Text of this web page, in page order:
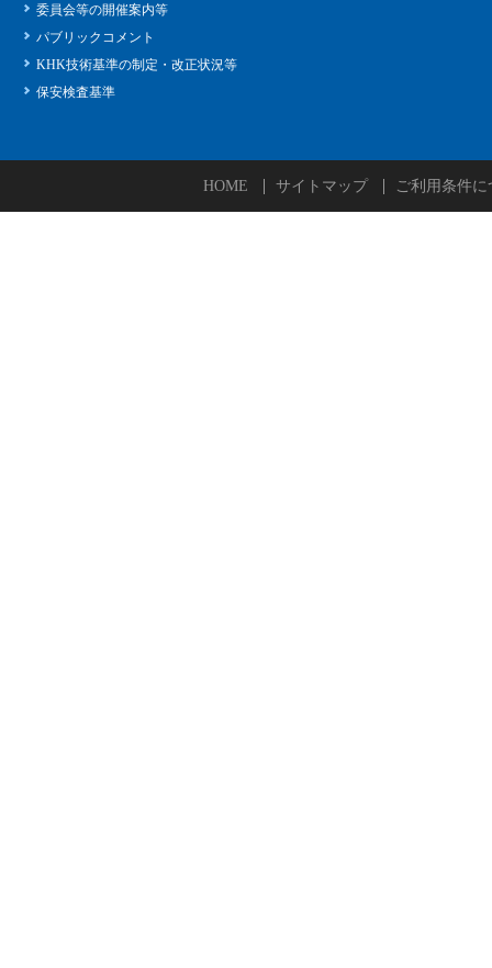
委員会等の開催案内等
パブリックコメント
KHK技術基準の制定・改正状況等
保安検査基準
HOME サイトマップ ご利用条件に